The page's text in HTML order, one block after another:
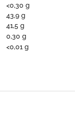
<0,30 g
43,9 g
41,5 g
0,30 g
<0,01 g